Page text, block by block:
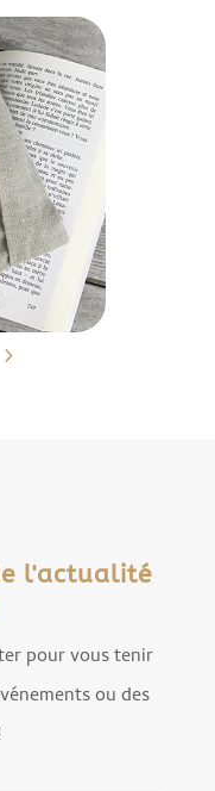
l'actualité
pour vous tenir
ou des